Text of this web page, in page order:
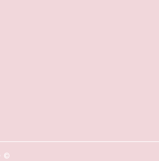
© 2026 Pandora-Iran.ir Inc. All rights reserved